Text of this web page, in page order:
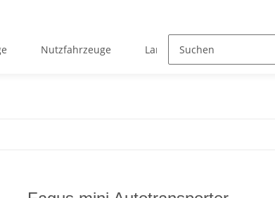
Nutzfahrzeuge Landwirtschaft